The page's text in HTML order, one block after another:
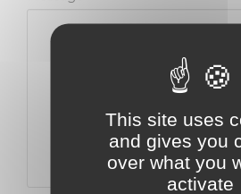
This site uses
and gives you
over what you
activate